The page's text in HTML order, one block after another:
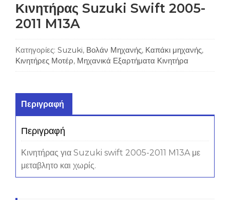
Κινητήρας Suzuki Swift 2005-
2011 M13A
Κατηγορίες: Suzuki, Βολάν Μηχανής, Καπάκι μηχανής,
Κινητήρες Μοτέρ, Μηχανικά Εξαρτήματα Κινητήρα
Περιγραφή
Περιγραφή
Κινητήρας για Suzuki swift 2005-2011 M13A με
μεταβλητο και χωρίς.